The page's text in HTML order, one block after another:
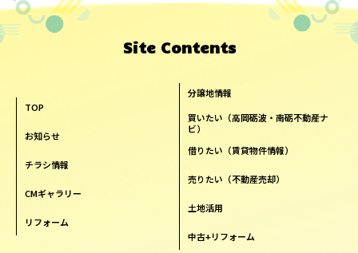
Site Contents
TOP
お知らせ
チラシ情報
CMギャラリー
リフォーム
分譲地情報
買いたい（高岡砺波・南砺不動産ナ
ビ）
借りたい（賃貸物件情報）
売りたい（不動産売却）
土地活用
中古+リフォーム